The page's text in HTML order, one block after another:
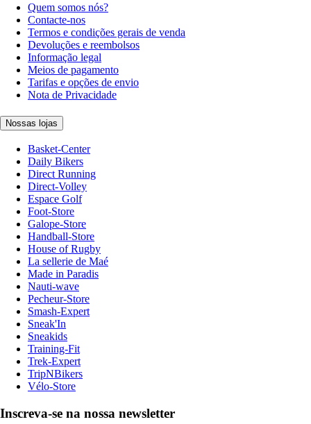
Quem somos nós?
Contacte-nos
Termos e condições gerais de venda
Devoluções e reembolsos
Informação legal
Meios de pagamento
Tarifas e opções de envio
Nota de Privacidade
Nossas lojas
Basket-Center
Daily Bikers
Direct Running
Direct-Volley
Espace Golf
Foot-Store
Galope-Store
Handball-Store
House of Rugby
La sellerie de Maé
Made in Paradis
Nauti-wave
Pecheur-Store
Smash-Expert
Sneak'In
Sneakids
Training-Fit
Trek-Expert
TripNBikers
Vélo-Store
Inscreva-se na nossa newsletter